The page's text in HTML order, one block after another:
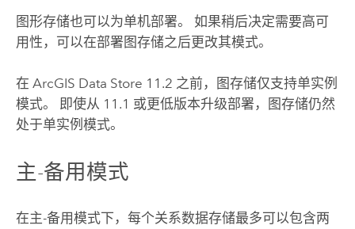
图形存储也可以为单机部署。 如果稍后决定需要高可
用性，可以在部署图存储之后更改其模式。
在 ArcGIS Data Store 11.2 之前，图存储仅支持单实例
模式。 即使从 11.1 或更低版本升级部署，图存储仍然
处于单实例模式。
主-备用模式
在主-备用模式下，每个关系数据存储最多可以包含两